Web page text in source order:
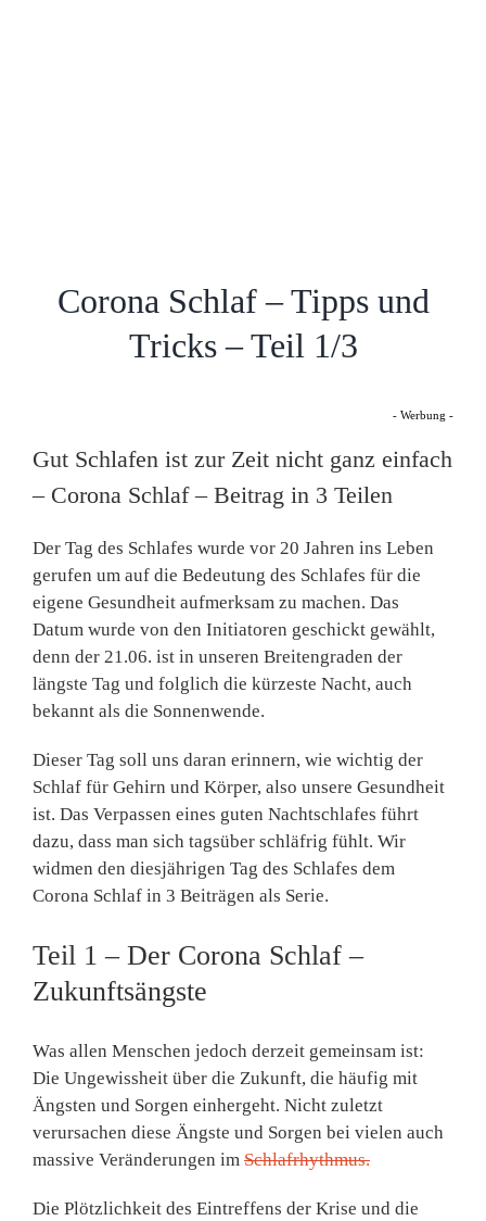
Corona Schlaf – Tipps und
Tricks – Teil 1/3
- Werbung -
Gut Schlafen ist zur Zeit nicht ganz einfach
– Corona Schlaf – Beitrag in 3 Teilen
Der Tag des Schlafes wurde vor 20 Jahren ins Leben
gerufen um auf die Bedeutung des Schlafes für die
eigene Gesundheit aufmerksam zu machen. Das
Datum wurde von den Initiatoren geschickt gewählt,
denn der 21.06. ist in unseren Breitengraden der
längste Tag und folglich die kürzeste Nacht, auch
bekannt als die Sonnenwende.
Dieser Tag soll uns daran erinnern, wie wichtig der
Schlaf für Gehirn und Körper, also unsere Gesundheit
ist. Das Verpassen eines guten Nachtschlafes führt
dazu, dass man sich tagsüber schläfrig fühlt. Wir
widmen den diesjährigen Tag des Schlafes dem
Corona Schlaf in 3 Beiträgen als Serie.
Teil 1 – Der Corona Schlaf –
Zukunftsängste
Was allen Menschen jedoch derzeit gemeinsam ist:
Die Ungewissheit über die Zukunft, die häufig mit
Ängsten und Sorgen einhergeht. Nicht zuletzt
verursachen diese Ängste und Sorgen bei vielen auch
massive Veränderungen im Schlafrhythmus.
Die Plötzlichkeit des Eintreffens der Krise und die